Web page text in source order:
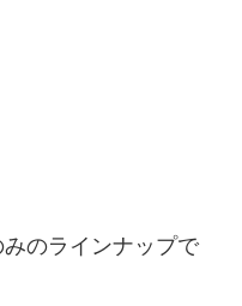
のラインナップで